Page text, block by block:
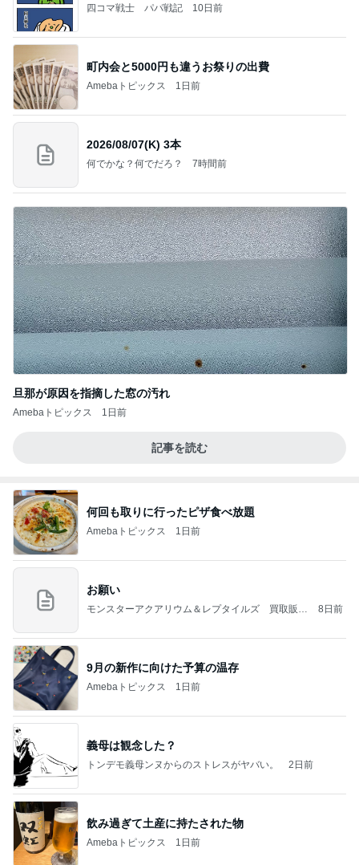
四コマ戦士 パパ戦記 10日前
町内会と5000円も違うお祭りの出費
Amebaトピックス 1日前
2026/08/07(K) 3本
何でかな？何でだろ？ 7時間前
旦那が原因を指摘した窓の汚れ
Amebaトピックス 1日前
記事を読む
何回も取りに行ったピザ食べ放題
Amebaトピックス 1日前
お願い
モンスターアクアリウム＆レプタイルズ 買取販売
8日前
9月の新作に向けた予算の温存
Amebaトピックス 1日前
義母は観念した？
トンデモ義母ンヌからのストレスがヤバい。 2日前
飲み過ぎて土産に持たされた物
Amebaトピックス 1日前